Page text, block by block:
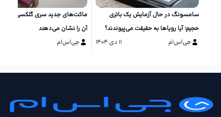
سامسونگ در حال آزمایش یک باتری
حجیم؛ آیا رویاها به حقیقت می‌پیوندند؟
جی‌اس‌ام
۱۱ دی ۱۴۰۴
آن را نشان می‌دهند
جی‌اس‌ام